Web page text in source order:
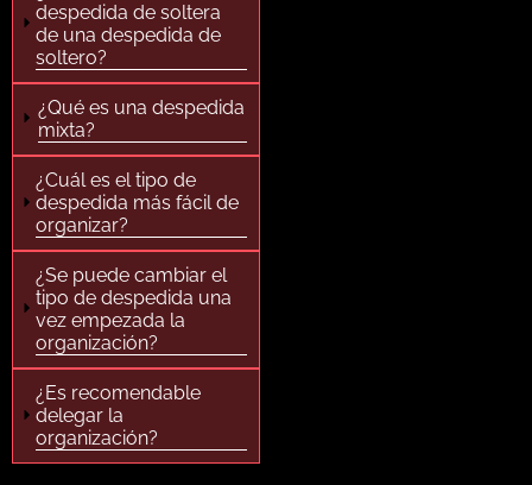
despedida de soltera
de una despedida de
soltero?
¿Qué es una despedida
mixta?
¿Cuál es el tipo de
despedida más fácil de
organizar?
¿Se puede cambiar el
tipo de despedida una
vez empezada la
organización?
¿Es recomendable
delegar la
organización?